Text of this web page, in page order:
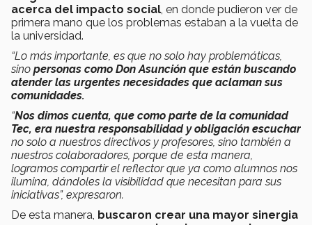
acerca del impacto social, en donde pudieron ver de
primera mano que los problemas estaban a la vuelta de
la universidad.
“Lo más importante, es que no solo hay problemáticas,
sino personas como Don Asunción que están buscando
atender las urgentes necesidades que aclaman sus
comunidades.
“Nos dimos cuenta, que como parte de la comunidad
Tec, era nuestra responsabilidad y obligación escuchar
no solo a nuestros directivos y profesores, sino también a
nuestros colaboradores, porque de esta manera,
logramos compartir el reflector que ya como alumnos nos
ilumina, dándoles la visibilidad que necesitan para sus
iniciativas”, expresaron.
De esta manera, buscaron crear una mayor sinergia